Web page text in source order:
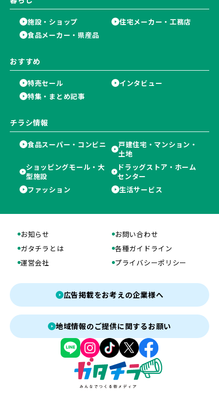
施設・ショップ
住宅メーカー・工務店
食品メーカー・県産品
おすすめ
特売セール
インタビュー
特集・まとめ記事
チラシ情報
食品スーパー・コンビニ
戸建住宅・マンション・
土地
ショッピングモール・大
型施設
ドラッグストア・ホーム
センター
ファッション
生活サービス
お知らせ
お問い合わせ
ガタチラとは
各種ガイドライン
運営会社
プライバシーポリシー
広告掲載をお考えの企業様へ
地域情報のご提供に関するお願い